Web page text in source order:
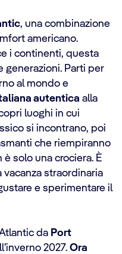
, una combinazione
americano.
i continenti, questa
generazioni. Parti per
al mondo e
autentica alla
luoghi in cui
si incontrano, poi
che riempiranno
solo una crociera. È
vacanza straordinaria
e sperimentare il
da Port
2027. Ora